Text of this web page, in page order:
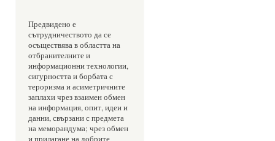
Предвидено е
сътрудничеството да се
осъществява в областта на
отбранителните и
информационни технологии,
сигурността и борбата с
тероризма и асиметричните
заплахи чрез взаимен обмен
на информация, опит, идеи и
данни, свързани с предмета
на меморандума; чрез обмен
и прилагане на добрите